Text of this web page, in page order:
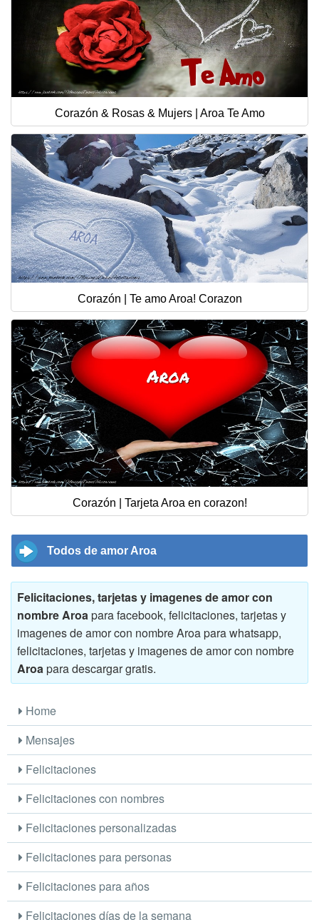
Corazón & Rosas & Mujers | Aroa Te Amo
Corazón | Te amo Aroa! Corazon
Corazón | Tarjeta Aroa en corazon!
Todos de amor Aroa
Felicitaciones, tarjetas y imagenes de amor con
nombre Aroapara facebook, felicitaciones, tarjetas y
imagenes de amor con nombre Aroa para whatsapp,
felicitaciones, tarjetas y imagenes de amor con nombre
Aroapara descargar gratis.
Home
Mensajes
Felicitaciones
Felicitaciones con nombres
Felicitaciones personalizadas
Felicitaciones para personas
Felicitaciones para años
Felicitaciones días de la semana